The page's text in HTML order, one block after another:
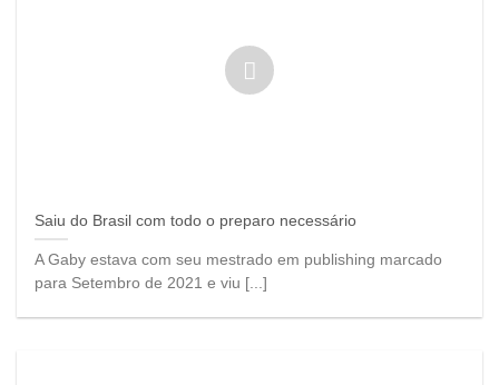
Saiu do Brasil com todo o preparo necessário
A Gaby estava com seu mestrado em publishing marcado
para Setembro de 2021 e viu [...]